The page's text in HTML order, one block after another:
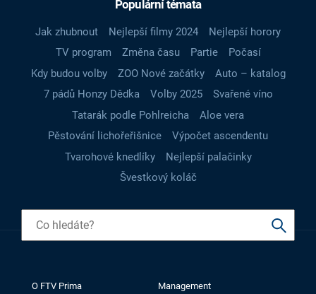
Populární témata
Jak zhubnout Nejlepší filmy 2024
Nejlepší horory
TV program
Změna času Partie
Počasí
Kdy budou volby
ZOO Nové začátky
Auto – katalog
7 pádů Honzy Dědka
Volby 2025
Svařené víno
Tatarák podle Pohlreicha
Aloe vera
Pěstování lichořeřišnice
Výpočet ascendentu
Tvarohové knedlíky
Nejlepší palačinky
Švestkový koláč
O FTV Prima Management